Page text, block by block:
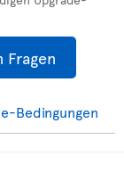
Bedingungen